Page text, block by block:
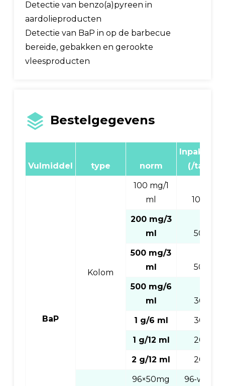
Detectie van benzo(a)pyreen in
aardolieproducten
Detectie van BaP in op de barbecue
bereide, gebakken en gerookte
vleesproducten
Bestelgegevens
Vulmiddel type norm
Inpakken
(/tas)
BaP
Kolom
100 mg/1
ml
100
200 mg/3
ml
50
500 mg/3
ml
50
500 mg/6
ml
30
1 g/6 ml 30
1 g/12 ml 20
2 g/12 ml 20
96×50mg 96-well